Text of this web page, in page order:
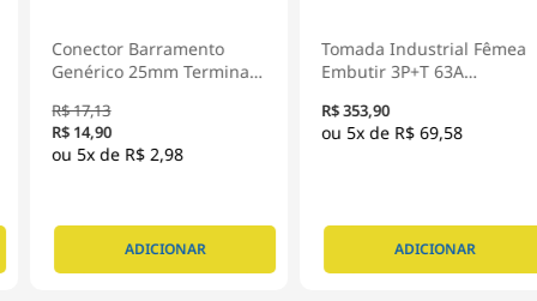
Conector Barramento
Genérico 25mm Terminal
Cinza 80A SCF1000 - Steck
R$ 17,13
R$ 14,90
5x deR$ 2,98
ADICIONAR
Tomada Industrial Fêmea
Embutir 3P+T 63A
Shock Tite S4546 - Steck
R$ 353,90
5x deR$ 69,58
ADICIONAR